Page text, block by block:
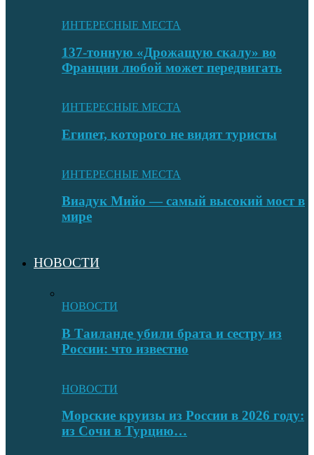
ИНТЕРЕСНЫЕ МЕСТА
137-тонную «Дрожащую скалу» во
Франции любой может передвигать
ИНТЕРЕСНЫЕ МЕСТА
Египет, которого не видят туристы
ИНТЕРЕСНЫЕ МЕСТА
Виадук Мийо — самый высокий мост в
мире
НОВОСТИ
НОВОСТИ
В Таиланде убили брата и сестру из
России: что известно
НОВОСТИ
Морские круизы из России в 2026 году:
из Сочи в Турцию…